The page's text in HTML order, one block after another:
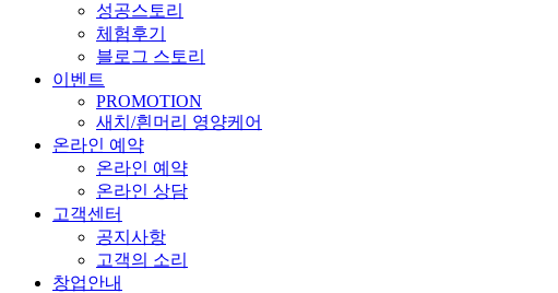
성공스토리
체험후기
블로그 스토리
이벤트
PROMOTION
새치/흰머리 영양케어
온라인 예약
온라인 예약
온라인 상담
고객센터
공지사항
고객의 소리
창업안내